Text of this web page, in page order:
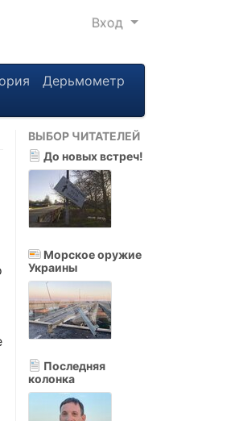
Вход
Дерьмометр
ВЫБОР ЧИТАТЕЛЕЙ
До новых встреч!
Морское оружие
Украины
Последняя
колонка